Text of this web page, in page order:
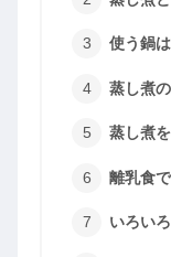
使う鍋
蒸し煮
蒸し煮
離乳食
いろい